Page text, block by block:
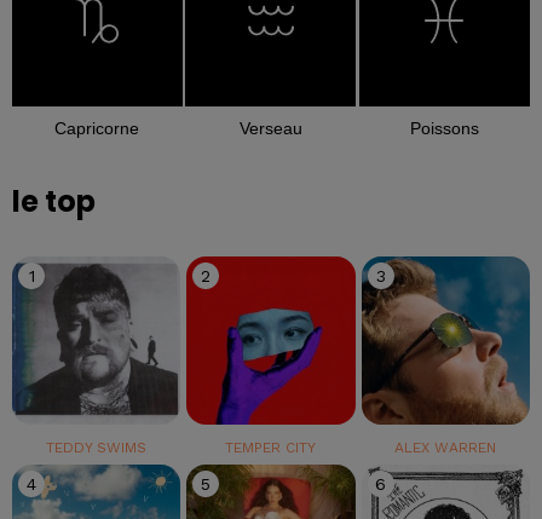
Capricorne Verseau Poissons
le top
1
TEDDY SWIMS
2
TEMPER CITY
3
ALEX WARREN
4 5 6